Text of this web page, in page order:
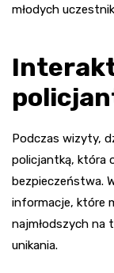
młodych
Podczas wizyty,
policjantką, która
bezpieczeństwa.
informacje, które
najmłodszych na
unikania.